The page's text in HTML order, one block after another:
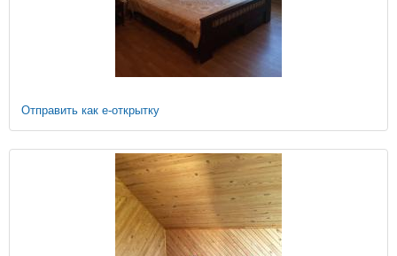
Отправить как е-открытку